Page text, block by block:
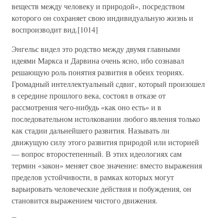
веществ между человеку и природой», посредством
которого он сохраняет свою индивидуальную жизнь и
воспроизводит вид.[1014]
Энгельс видел это родство между двумя главными
идеями Маркса и Дарвина очень ясно, ибо сознавал
решающую роль понятия развития в обеих теориях.
Громадный интеллектуальный cдвиг, который произошел
в середине прошлого века, состоял в отказе от
рассмотрения чего-нибудь «как оно есть» и в
последовательном истолковании любого явления только
как стадии дальнейшего развития. Называть ли
движущую силу этого развития природой или историей
— вопрос второстепенный. В этих идеологиях сам
термин «закон» меняет свое значение: вместо выражения
пределов устойчивости, в рамках которых могут
варьировать человеческие действия и побуждения, он
становится выражением чистого движения.